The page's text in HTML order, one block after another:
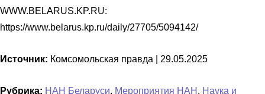
WWW.BELARUS.KP.RU:
https://www.belarus.kp.ru/daily/27705/5094142/
Источник: Комсомольская правда | 29.05.2025
Рубрика: НАН Беларуси, Мероприятия НАН , Наука и